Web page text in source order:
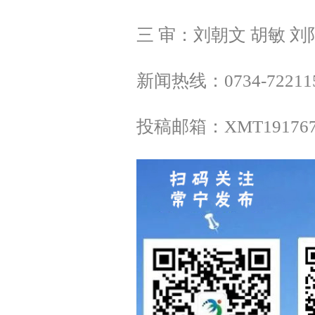
三 审：刘朝文 胡敏 刘
新闻热线：0734-
投稿邮箱：